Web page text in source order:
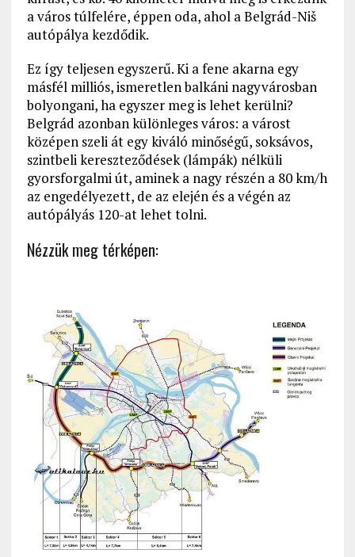
a város túlfelére, éppen oda, ahol a Belgrád-Niš
autópálya kezdődik.
Ez így teljesen egyszerű. Ki a fene akarna egy
másfél milliós, ismeretlen balkáni nagyvárosban
bolyongani, ha egyszer meg is lehet kerülni?
Belgrád azonban különleges város: a várost
középen szeli át egy kiváló minőségű, soksávos,
szintbeli kereszteződések (lámpák) nélküli
gyorsforgalmi út, aminek a nagy részén a 80 km/h
az engedélyezett, de az elején és a végén az
autópályás 120-at lehet tolni.
Nézzük meg térképen: